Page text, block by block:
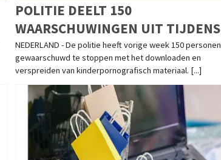
POLITIE DEELT 150
WAARSCHUWINGEN UIT TIJDENS
LANDELIJKE ACTIEWEEK BEZIT
KINDERPORNO
NEDERLAND - De politie heeft vorige week 150 personen
gewaarschuwd te stoppen met het downloaden en
verspreiden van kinderpornografisch materiaal. [...]